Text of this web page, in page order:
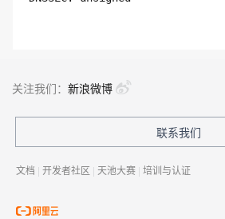
关注我们： 新浪微博
联系我们
文档 | 开发者社区 | 天池大赛 | 培训与认证